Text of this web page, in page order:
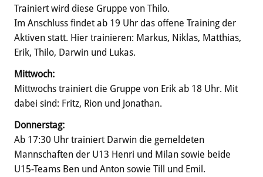
Trainiert wird diese Gruppe von Thilo.
Im Anschluss findet ab 19 Uhr das offene Training der
Aktiven statt. Hier trainieren: Markus, Niklas, Matthias,
Erik, Thilo, Darwin und Lukas.
Mittwoch:
Mittwochs trainiert die Gruppe von Erik ab 18 Uhr. Mit
dabei sind: Fritz, Rion und Jonathan.
Donnerstag:
Ab 17:30 Uhr trainiert Darwin die gemeldeten
Mannschaften der U13 Henri und Milan sowie beide
U15-Teams Ben und Anton sowie Till und Emil.